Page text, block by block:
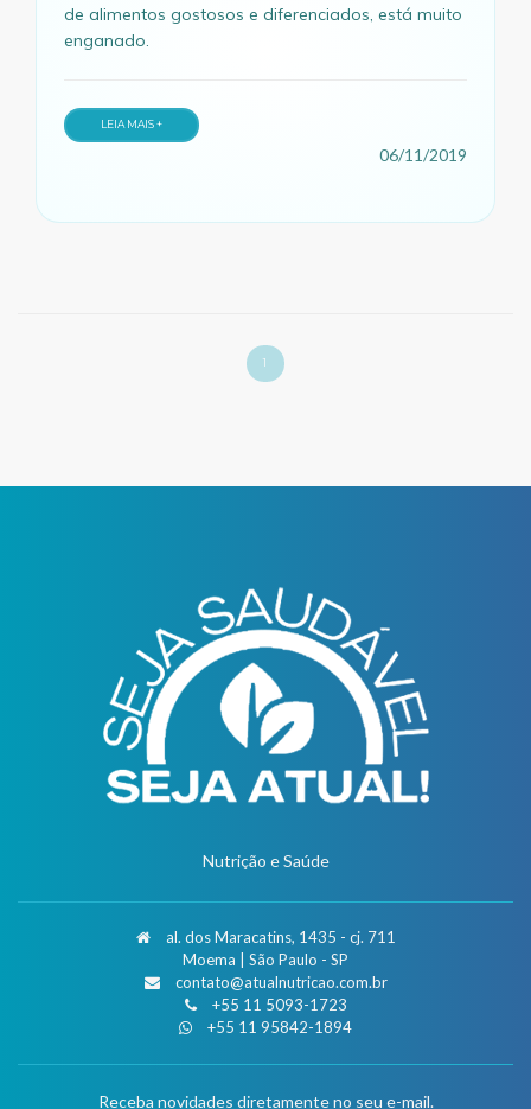
de alimentos gostosos e diferenciados, está muito
enganado.
LEIA MAIS +
06/11/2019
1
Nutrição e Saúde
al. dos Maracatins, 1435 - cj. 711
Moema | São Paulo - SP
contato@atualnutricao.com.br
+55 11 5093-1723
+55 11 95842-1894
Receba novidades diretamente no seu e-mail.